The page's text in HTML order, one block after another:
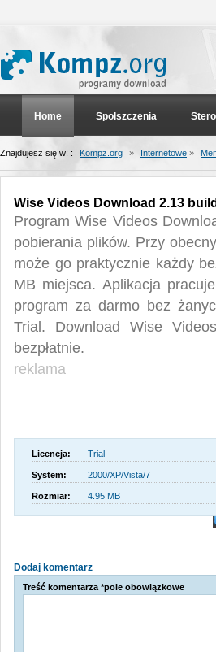
Home Spolszczenia
Znajdujesz się w: : Kompz.org » Internetowe »
Wise Videos Download 2.13
Program Wise Videos
pobierania plików. Przy
może go praktycznie każdy
MB miejsca. Aplikacja
program za darmo bez
Trial. Download Wise
bezpłatnie.
reklama
Licencja: Trial
System: 2000/XP/Vista/7
Rozmiar: 4.95 MB
Dodaj komentarz
Treść komentarza *pole obowiązkowe